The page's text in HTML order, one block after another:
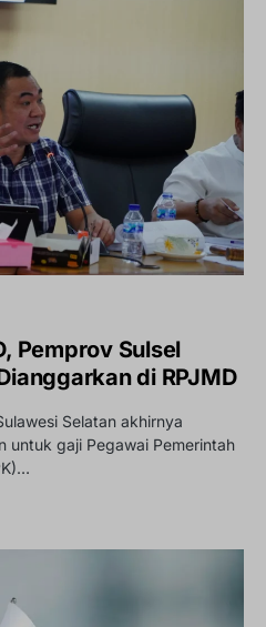
Pemprov Sulsel
di RPJMD
Selatan akhirnya
untuk gaji Pegawai Pemerintah